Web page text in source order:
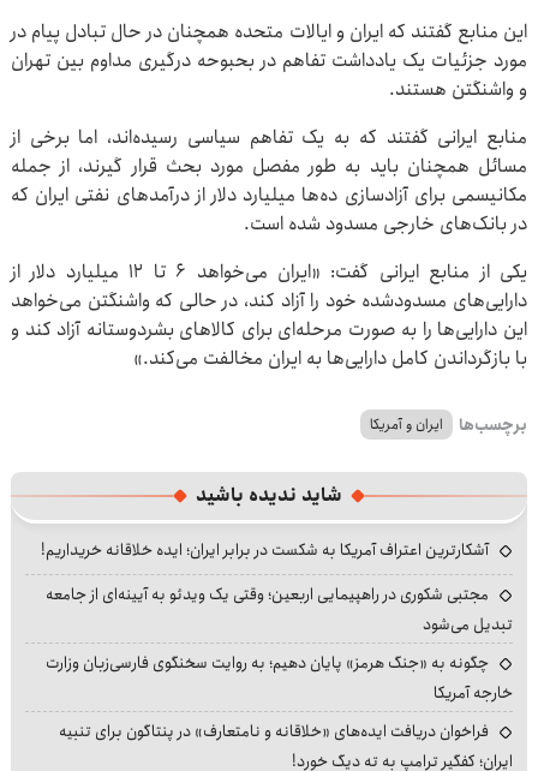
این منابع گفتند که ایران و ایالات متحده همچنان در حال تبادل پیام در
مورد جزئیات یک یادداشت تفاهم در بحبوحه درگیری مداوم بین تهران
و واشنگتن هستند.
منابع ایرانی گفتند که به یک تفاهم سیاسی رسیده‌اند، اما برخی از
مسائل همچنان باید به طور مفصل مورد بحث قرار گیرند، از جمله
مکانیسمی برای آزادسازی ده‌ها میلیارد دلار از درآمدهای نفتی ایران که
در بانک‌های خارجی مسدود شده است.
یکی از منابع ایرانی گفت: «ایران می‌خواهد ۶ تا ۱۲ میلیارد دلار از
دارایی‌های مسدودشده خود را ‌آزاد کند، در حالی که واشنگتن می‌خواهد
این دارایی‌ها را به صورت مرحله‌ای برای کالاهای بشردوستانه آزاد کند و
با بازگرداندن کامل دارایی‌ها به ایران مخالفت می‌کند.»
برچسب‌ها ایران و آمریکا
شاید ندیده باشید
آشکارترین اعتراف آمریکا به شکست در برابر ایران؛ ایده خلاقانه خریداریم!
مجتبی شکوری در راهپیمایی اربعین؛ وقتی یک ویدئو به آیینه‌ای از جامعه
تبدیل می‌شود
چگونه به «جنگ هرمز» پایان دهیم؛ به روایت سخنگوی فارسی‌زبان وزارت
خارجه آمریکا
فراخوان دریافت ایده‌های «خلاقانه و نامتعارف» در پنتاگون برای تنبیه
ایران؛ کفگیر ترامپ به ته دیگ خورد!